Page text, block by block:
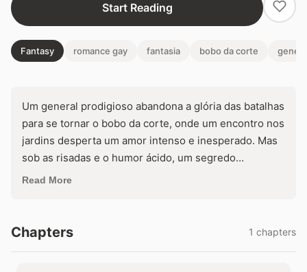
Start Reading
Fantasy romance gay fantasia bobo da corte
Um general prodigioso abandona a glória das batalhas
para se tornar o bobo da corte, onde um encontro nos
jardins desperta um amor intenso e inesperado. Mas
sob as risadas e o humor ácido, um segredo
aterrorizante emerge: ele mesmo ordenou o
Read More
Chapters 1 chapters